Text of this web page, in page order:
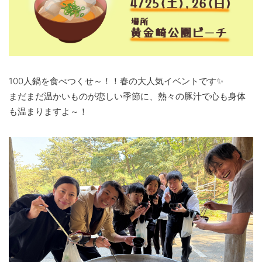
100人鍋を食べつくせ～！！春の大人気イベントです✨
まだまだ温かいものが恋しい季節に、熱々の豚汁で心も身体
も温まりますよ～！